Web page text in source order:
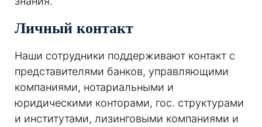
Личный контакт
Наши сотрудники поддерживают контакт с
представителями банков, управляющими
компаниями, нотариальными и
юридическими конторами, гос. структурами
и институтами, лизинговыми компаниями и